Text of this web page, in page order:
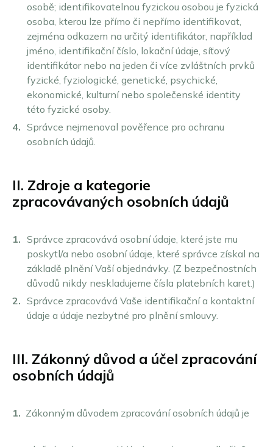
Duisburg
Düsseldorf
Erfurt
Essen
Frankfurt nad Mohanem
Gelsenkirchen
Hannover
Heidelberg
Ilsfeld
Karlsruhe
Kolín
Limburg
Lipsko
Ludwigsburg
Magdeburk
Mannheim
Mnichov
Neu-Ulm
Offenbach nad Mohanem
Porúří
osobě; identifikovatelnou fyzickou osobou je fyzická
osoba, kterou lze přímo či nepřímo identifikovat,
zejména odkazem na určitý identifikátor, například
jméno, identifikační číslo, lokační údaje, síťový
identifikátor nebo na jeden či více zvláštních prvků
fyzické, fyziologické, genetické, psychické,
ekonomické, kulturní nebo společenské identity
této fyzické osoby.
Správce nejmenoval pověřence pro ochranu
osobních údajů.
II. Zdroje a kategorie
zpracovávaných osobních údajů
Správce zpracovává osobní údaje, které jste mu
poskytl/a nebo osobní údaje, které správce získal na
základě plnění Vaší objednávky. (Z bezpečnostních
důvodů nikdy neskladujeme čísla platebních karet.)
Správce zpracovává Vaše identifikační a kontaktní
údaje a údaje nezbytné pro plnění smlouvy.
III. Zákonný důvod a účel zpracování
osobních údajů
1. Zákonným důvodem zpracování osobních údajů je